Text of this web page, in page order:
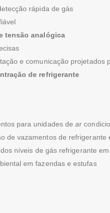
rápida de gás
tensão analógica
e comunicação projetados
de refrigerante
para unidades de ar
de vazamentos de
níveis de gás refrigerante
em fazendas e estufas